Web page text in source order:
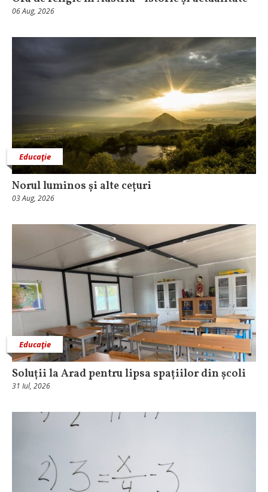
06 Aug, 2026
Educaţie
Norul luminos și alte cețuri
03 Aug, 2026
Educaţie
Soluții la Arad pentru lipsa spațiilor din școli
31 Iul, 2026